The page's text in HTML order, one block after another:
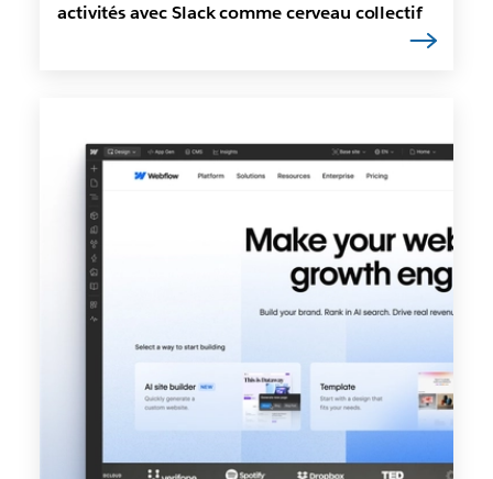
activités avec Slack comme cerveau collectif